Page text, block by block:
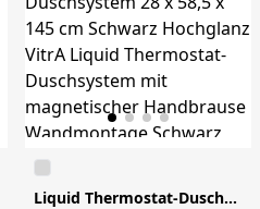
Liquid Thermostat-Duschsystem 28 x 58,5 x 145 cm Schwarz Hochglanz